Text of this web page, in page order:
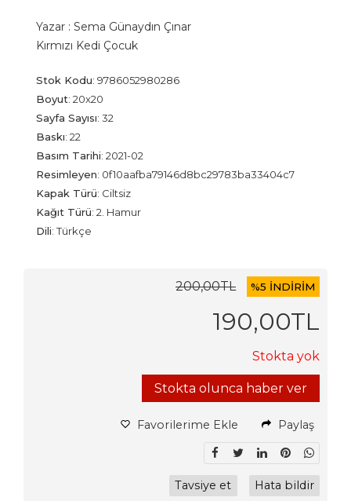
Yazar : Sema Günaydın Çınar
Kırmızı Kedi Çocuk
Stok Kodu: 9786052980286
Boyut: 20x20
Sayfa Sayısı: 32
Baskı: 22
Basım Tarihi: 2021-02
Resimleyen: 0f10aafba79146d8bc29783ba33404c7
Kapak Türü: Ciltsiz
Kağıt Türü: 2. Hamur
Dili:Türkçe
200,00TL %5 İNDİRİM
190,00TL
Stokta yok
Stokta olunca haber ver
Favorilerime Ekle Paylaş
Tavsiye et Hata bildir